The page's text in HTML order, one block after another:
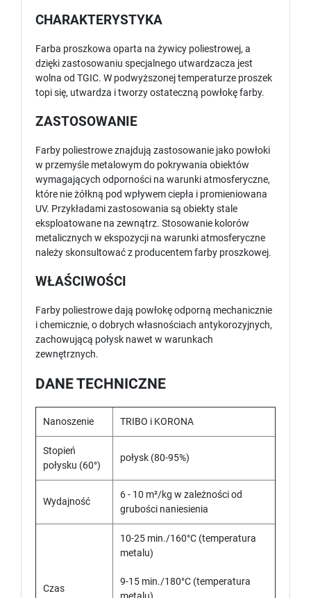
CHARAKTERYSTYKA
Farba proszkowa oparta na żywicy poliestrowej, a
dzięki zastosowaniu specjalnego utwardzacza jest
wolna od TGIC. W podwyższonej temperaturze proszek
topi się, utwardza i tworzy ostateczną powłokę farby.
ZASTOSOWANIE
Farby poliestrowe znajdują zastosowanie jako powłoki
w przemyśle metalowym do pokrywania obiektów
wymagających odporności na warunki atmosferyczne,
które nie żółkną pod wpływem ciepła i promieniowana
UV. Przykładami zastosowania są obiekty stale
eksploatowane na zewnątrz. Stosowanie kolorów
metalicznych w ekspozycji na warunki atmosferyczne
należy skonsultować z producentem farby proszkowej.
WŁAŚCIWOŚCI
Farby poliestrowe dają powłokę odporną mechanicznie
i chemicznie, o dobrych własnościach antykorozyjnych,
zachowującą połysk nawet w warunkach
zewnętrznych.
DANE TECHNICZNE
Nanoszenie TRIBO i KORONA
Stopień
połysku (60°)
połysk (80-95%)
Wydajność
6 - 10 m²/kg w zależności od
grubości naniesienia
Czas
10-25 min./160°C (temperatura
metalu)
9-15 min./180°C (temperatura